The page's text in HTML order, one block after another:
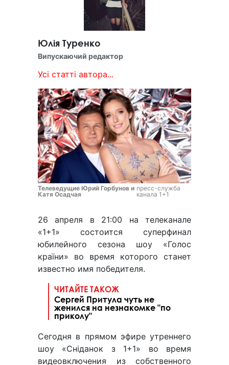
Юлія Туренко
Випускаючий редактор
Усі статті автора...
Телеведущие Юрий Горбунов и
Катя Осадчая
пресс-служба
канала 1+1
26 апреля в 21:00 на телеканале
«1+1» состоится суперфинал
юбилейного сезона шоу «Голос
країни» во время которого станет
известно имя победителя.
ЧИТАЙТЕ ТАКОЖ
Сергей Притула чуть не
женился на незнакомке "по
приколу"
Сегодня в прямом эфире утреннего
шоу «Сніданок з 1+1» во время
видеовключения из собственного